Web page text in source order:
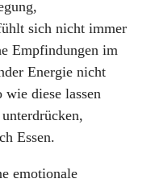
sich nicht immer
Empfindungen im
Energie nicht
wie diese lassen
Essen.
emotionale